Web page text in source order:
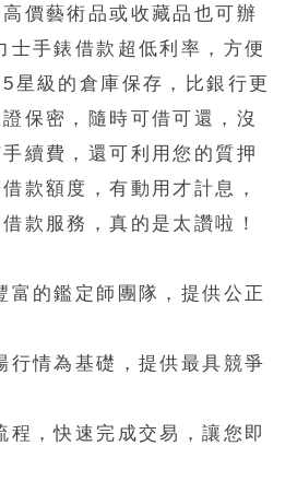
價藝術品或收藏品也可辦
士手錶借款超低利率，方便
星級的倉庫保存，比銀行更
保密，隨時可借可還，沒
續費，還可利用您的質押
款額度，有動用才計息，
款服務，真的是太讚啦！
富的鑑定師團隊，提供公正
行情為基礎，提供最具競爭
程，快速完成交易，讓您即